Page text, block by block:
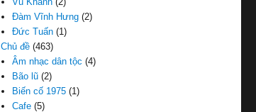
Đàm Vĩnh Hưng (2)
Đức Tuấn (1)
Chủ đề (463)
Âm nhạc dân tộc (4)
Bão lũ (2)
Biến cố 1975 (1)
Cafe (5)